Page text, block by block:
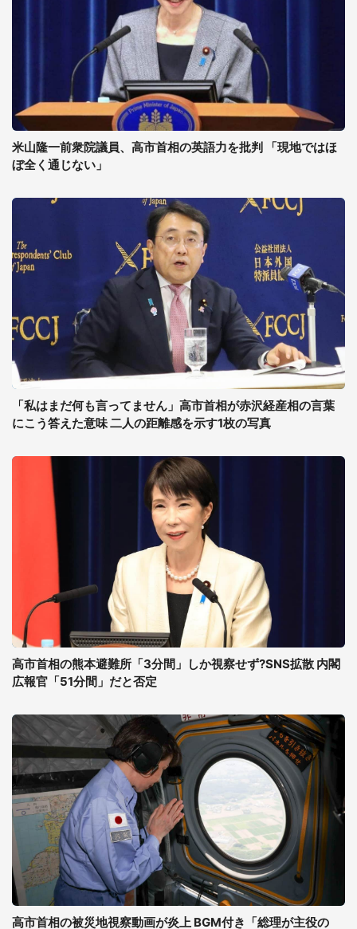
米山隆一前衆院議員、高市首相の英語力を批判 「現地ではほ
ぼ全く通じない」
「私はまだ何も言ってません」高市首相が赤沢経産相の言葉
にこう答えた意味 二人の距離感を示す1枚の写真
高市首相の熊本避難所「3分間」しか視察せず?SNS拡散 内閣
広報官「51分間」だと否定
高市首相の被災地視察動画が炎上 BGM付き「総理が主役の